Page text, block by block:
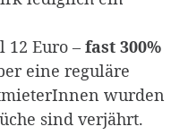
Euro – fast 300%
eine reguläre
wurden
sind verjährt.